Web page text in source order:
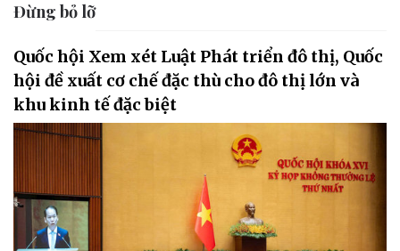
Đừng bỏ lỡ
Quốc hội Xem xét Luật Phát triển đô thị, Quốc
hội đề xuất cơ chế đặc thù cho đô thị lớn và
khu kinh tế đặc biệt